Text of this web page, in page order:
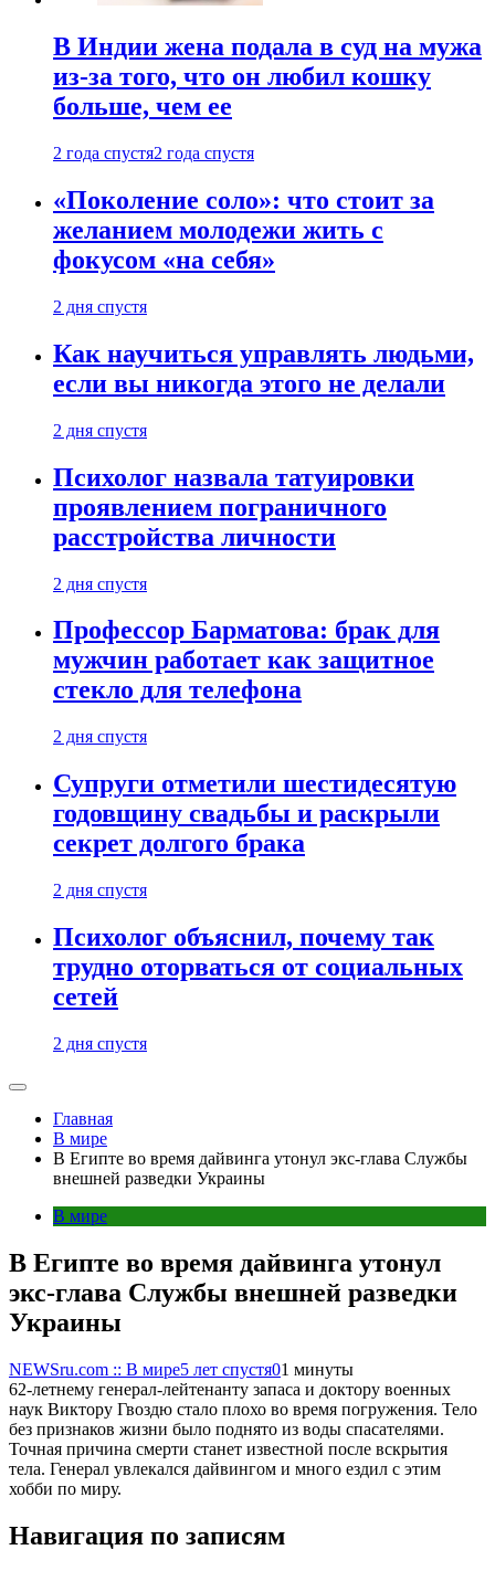
В Индии жена подала в суд на мужа
из-за того, что он любил кошку
больше, чем ее
2 года спустя2 года спустя
«Поколение соло»: что стоит за
желанием молодежи жить с
фокусом «на себя»
2 дня спустя
Как научиться управлять людьми,
если вы никогда этого не делали
2 дня спустя
Психолог назвала татуировки
проявлением пограничного
расстройства личности
2 дня спустя
Профессор Барматова: брак для
мужчин работает как защитное
стекло для телефона
2 дня спустя
Супруги отметили шестидесятую
годовщину свадьбы и раскрыли
секрет долгого брака
2 дня спустя
Психолог объяснил, почему так
трудно оторваться от социальных
сетей
2 дня спустя
Главная
В мире
В Египте во время дайвинга утонул экс-глава Службы
внешней разведки Украины
В мире
В Египте во время дайвинга утонул
экс-глава Службы внешней разведки
Украины
NEWSru.com :: В мире5 лет спустя01 минуты
62-летнему генерал-лейтенанту запаса и доктору военных
наук Виктору Гвоздю стало плохо во время погружения. Тело
без признаков жизни было поднято из воды спасателями.
Точная причина смерти станет известной после вскрытия
тела. Генерал увлекался дайвингом и много ездил с этим
хобби по миру.
Навигация по записям